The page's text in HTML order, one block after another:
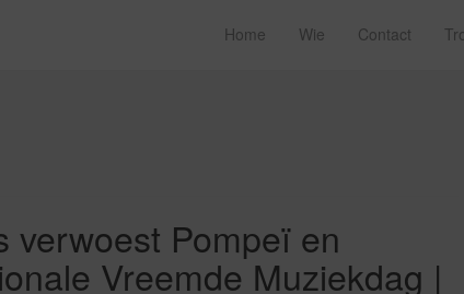
Home Wie Contact
verwoest Pompeï en
Vreemde Muziekdag |